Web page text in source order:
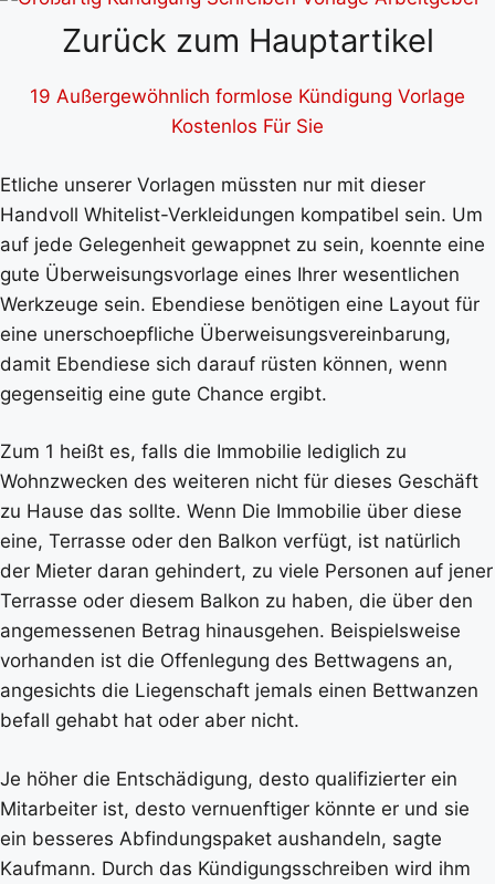
Zurück zum Hauptartikel
19 Außergewöhnlich formlose Kündigung Vorlage
Kostenlos Für Sie
Etliche unserer Vorlagen müssten nur mit dieser
Handvoll Whitelist-Verkleidungen kompatibel sein. Um
auf jede Gelegenheit gewappnet zu sein, koennte eine
gute Überweisungsvorlage eines Ihrer wesentlichen
Werkzeuge sein. Ebendiese benötigen eine Layout für
eine unerschoepfliche Überweisungsvereinbarung,
damit Ebendiese sich darauf rüsten können, wenn
gegenseitig eine gute Chance ergibt.
Zum 1 heißt es, falls die Immobilie lediglich zu
Wohnzwecken des weiteren nicht für dieses Geschäft
zu Hause das sollte. Wenn Die Immobilie über diese
eine, Terrasse oder den Balkon verfügt, ist natürlich
der Mieter daran gehindert, zu viele Personen auf jener
Terrasse oder diesem Balkon zu haben, die über den
angemessenen Betrag hinausgehen. Beispielsweise
vorhanden ist die Offenlegung des Bettwagens an,
angesichts die Liegenschaft jemals einen Bettwanzen
befall gehabt hat oder aber nicht.
Je höher die Entschädigung, desto qualifizierter ein
Mitarbeiter ist, desto vernuenftiger könnte er und sie
ein besseres Abfindungspaket aushandeln, sagte
Kaufmann. Durch das Kündigungsschreiben wird ihm